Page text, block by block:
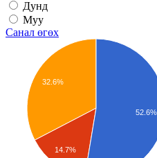
Дунд
Муу
Санал өгөх
32.6%
14.7%
52.6%